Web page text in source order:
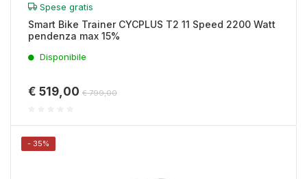
Spese gratis
Smart Bike Trainer CYCPLUS T2 11 Speed 2200 Watt
pendenza max 15%
Disponibile
€ 519,00 € 799,00
- 35%